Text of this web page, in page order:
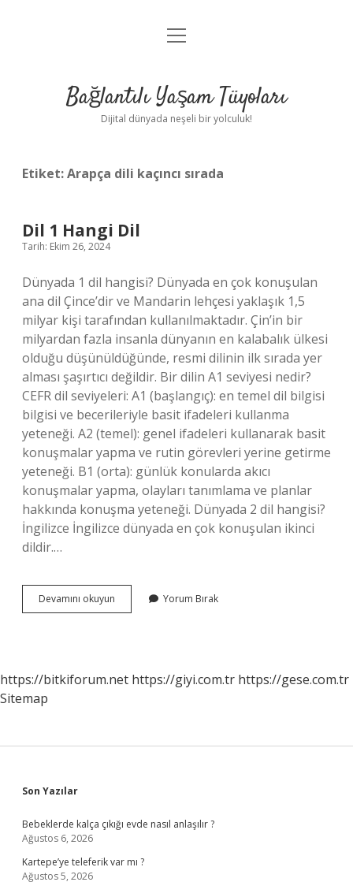
Anasayfa
Yasal Uyarı
menüyü
Bağlantılı Yaşam Tüyoları
Dijital dünyada neşeli bir yolculuk!
Etiket:Arapça dili kaçıncı sırada
Dil 1 Hangi Dil
Tarih: Ekim 26, 2024
Dünyada 1 dil hangisi? Dünyada en çok konuşulan
ana dil Çince’dir ve Mandarin lehçesi yaklaşık 1,5
milyar kişi tarafından kullanılmaktadır. Çin’in bir
milyardan fazla insanla dünyanın en kalabalık ülkesi
olduğu düşünüldüğünde, resmi dilinin ilk sırada yer
alması şaşırtıcı değildir. Bir dilin A1 seviyesi nedir?
CEFR dil seviyeleri: A1 (başlangıç): en temel dil bilgisi
bilgisi ve becerileriyle basit ifadeleri kullanma
yeteneği. A2 (temel): genel ifadeleri kullanarak basit
konuşmalar yapma ve rutin görevleri yerine getirme
yeteneği. B1 (orta): günlük konularda akıcı
konuşmalar yapma, olayları tanımlama ve planlar
hakkında konuşma yeteneği. Dünyada 2 dil hangisi?
İngilizce İngilizce dünyada en çok konuşulan ikinci
dildir.…
Devamını okuyun
1
Yorum Bırak
https://bitkiforum.net https://giyi.com.tr https://gese.com.tr
Sitemap
Sidebar
Son Yazılar
Bebeklerde kalça çıkığı evde nasıl anlaşılır ?
Ağustos 6, 2026
Kartepe’ye teleferik var mı ?
Ağustos 5, 2026